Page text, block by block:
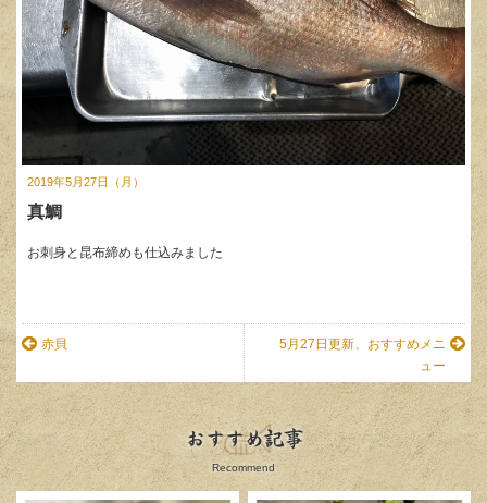
2019年5月27日（月）
真鯛
お刺身と昆布締めも仕込みました
赤貝
5月27日更新、おすすめメニ
ュー
おすすめ記事
Recommend